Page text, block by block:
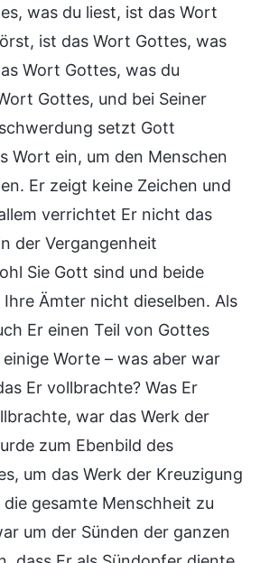
was du liest, ist das Wort
ist das Wort Gottes, was
Wort Gottes, was du
Gottes, und bei Seiner
setzt Gott
Wort ein, um den Menschen
Er zeigt keine Zeichen und
verrichtet Er nicht das
der Vergangenheit
Sie Gott sind und beide
Ihre Ämter nicht dieselben. Als
Er einen Teil von Gottes
Worte – was aber war
Er vollbrachte? Was Er
war das Werk der
zum Ebenbild des
um das Werk der Kreuzigung
gesamte Menschheit zu
um der Sünden der ganzen